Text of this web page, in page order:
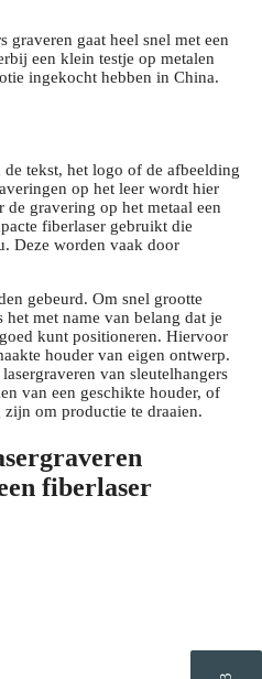
graveren gaat heel snel met een
een klein testje op metalen
ingekocht hebben in China.
tekst, het logo of de afbeelding
op het leer wordt hier
gravering op het metaal een
fiberlaser gebruikt die
Deze worden vaak door
gebeurd. Om snel grootte
met name van belang dat je
kunt positioneren. Hiervoor
houder van eigen ontwerp.
van sleutelhangers
van een geschikte houder, of
zijn om productie te draaien.
fiberlaser